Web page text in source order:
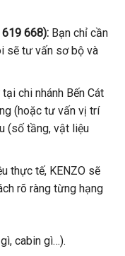
668):Bạn chỉ cần
sẽ tư vấn sơ bộ và
chi nhánh Bến Cát
(hoặc tư vấn vị trí
(số tầng, vật liệu
thực tế, KENZO sẽ
rõ ràng từng hạng
cabin gì…).